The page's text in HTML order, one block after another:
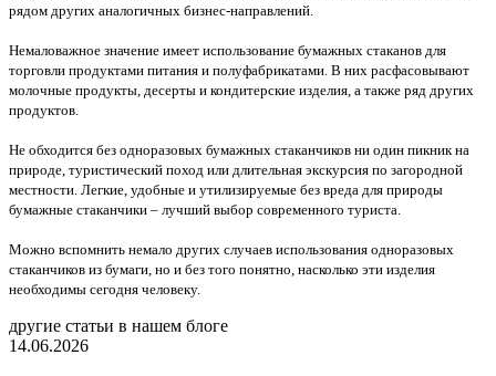
рядом других аналогичных бизнес-направлений.
Немаловажное значение имеет использование бумажных стаканов для
торговли продуктами питания и полуфабрикатами. В них расфасовывают
молочные продукты, десерты и кондитерские изделия, а также ряд других
продуктов.
Не обходится без одноразовых бумажных стаканчиков ни один пикник на
природе, туристический поход или длительная экскурсия по загородной
местности. Легкие, удобные и утилизируемые без вреда для природы
бумажные стаканчики – лучший выбор современного туриста.
Можно вспомнить немало других случаев использования одноразовых
стаканчиков из бумаги, но и без того понятно, насколько эти изделия
необходимы сегодня человеку.
другие статьи в нашем блоге
14.06.2026